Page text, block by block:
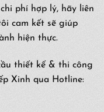
phí hợp lý, hãy liên
cam kết sẽ giúp
hiện thực.
thiết kế & thi công
Xinh qua Hotline: